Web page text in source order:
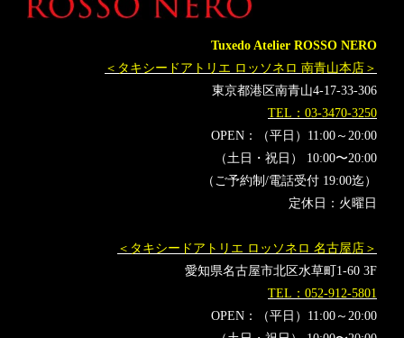
ブライダルタキシード プレーントゥ
Tuxedo Atelier ROSSO NERO
＜タキシードアトリエ ロッソネロ 南青山本店＞
東京都港区南青山4-17-33-306
TEL：03-3470-3250
OPEN：（平日）11:00～20:00
（土日・祝日） 10:00〜20:00
（ご予約制/電話受付 19:00迄）
定休日：火曜日
＜タキシードアトリエ ロッソネロ 名古屋店＞
愛知県名古屋市北区水草町1-60 3F
TEL：052-912-5801
OPEN：（平日）11:00～20:00